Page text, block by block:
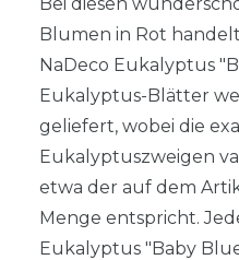
Blumen in Rot
NaDeco Eukalyptus
Eukalyptus-Blätter
geliefert, wobei die
Eukalyptuszweigen
etwa der auf dem
Menge entspricht.
Eukalyptus "Baby